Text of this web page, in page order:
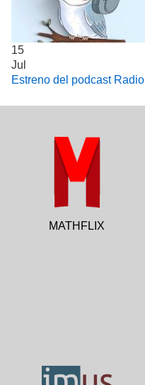
15
Jul
Estreno del podcast Radio
MATHFLIX